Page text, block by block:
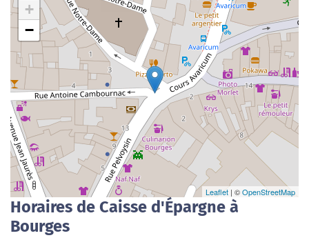
+
−
Leaflet | ©OpenStreetMap
Horaires de Caisse d'Épargne à
Bourges